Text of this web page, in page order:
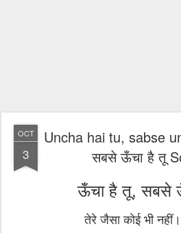
OCT
3
Uncha hai tu, sabse
सबसे ऊँचा है तू
ऊँचा है तू, सबसे
तेरे जैसा कोई भी